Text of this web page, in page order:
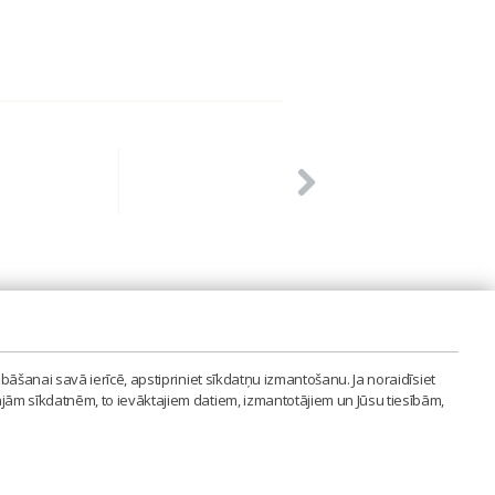
savā ierīcē, apstipriniet sīkdatņu izmantošanu. Ja noraidīsiet
sīkdatnēm, to ievāktajiem datiem, izmantotājiem un Jūsu tiesībām,